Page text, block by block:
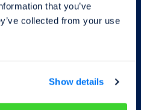
that you’ve
collected from your use
Show details